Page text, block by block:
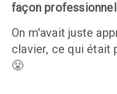
façon
On m'avait juste
clavier, ce qui était
😤